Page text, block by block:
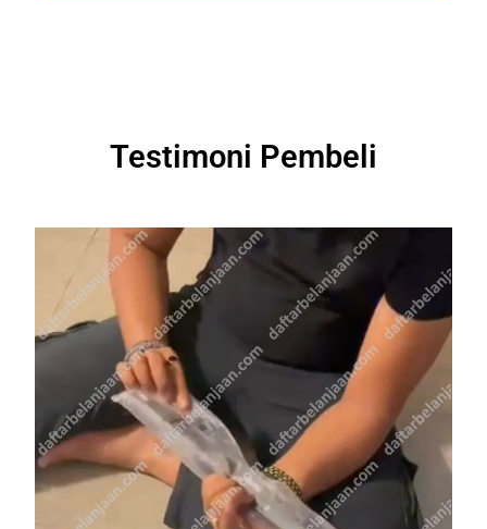
Testimoni Pembeli